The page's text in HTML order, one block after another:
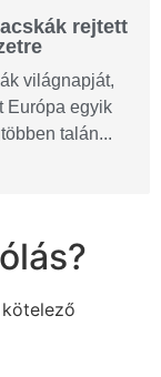
rejtett
világnapját,
Európa egyik
talán...